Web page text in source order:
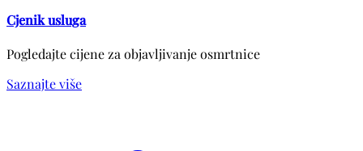
Cjenik usluga
Pogledajte cijene za objavljivanje osmrtnice
Saznajte više